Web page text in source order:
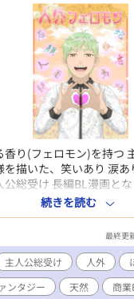
香り(フェロモン)を持つ
描いた、笑いあり 涙
総受け 長編BL漫画と
グのお話もあります。 長
け、エロと言ってもキ
一切ありません。
の絵柄と現在の絵柄が
アップに努めているの
※2020.3.15 商業移行
一部の番外編を削除し
続きを読む
最終更
主人公総受け 人外
ンタジー 天然 商業